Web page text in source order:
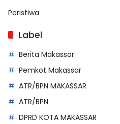
Peristiwa
Label
Berita Makassar
Pemkot Makassar
ATR/BPN MAKASSAR
ATR/BPN
DPRD KOTA MAKASSAR